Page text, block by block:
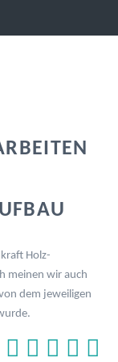
Holz-
meinen wir auch
dem jeweiligen